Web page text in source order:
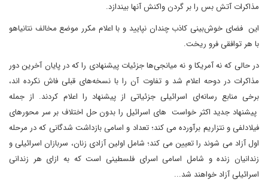
مذاکرات آتش بس را بر گردن واکنش آنها بیندازد.
این فضای خوش‌بینی کاذب چندان نپایید و با اعلام مکرر موضع مخالف نتانیاهو
با هر توافقی فرو ریخت.
در حالی که نه آمریکا و نه میانجی‌ها جزئیات پیشنهادی را که در پایان آخرین دور
مذاکرات در دوحه اعلام شد و تفاوت آن را با نسخه‌های قبلی فاش نکرده اند،
برخی منابع رسانه‌ای اسرائیلی جزئیاتی از پیشنهاد را اعلام کردند. از جمله
پیشنهاد جدید اکثر خواست های اسرائیل را بدون حل اختلاف بر سر محورهای
فیلادلفی و نتزاریم برآورده می کند؛ تعداد و اسامی بازداشت شدگانی که در مرحله
اول آزاد می شوند را تعیین می کند؛ شامل اولین آزادی زنان، سربازان اسرائیلی و
زندانیان زنده و شامل اسامی اسرای فلسطینی است که به ازای هر زندانی
اسرائیلی آزاد خواهند شد...